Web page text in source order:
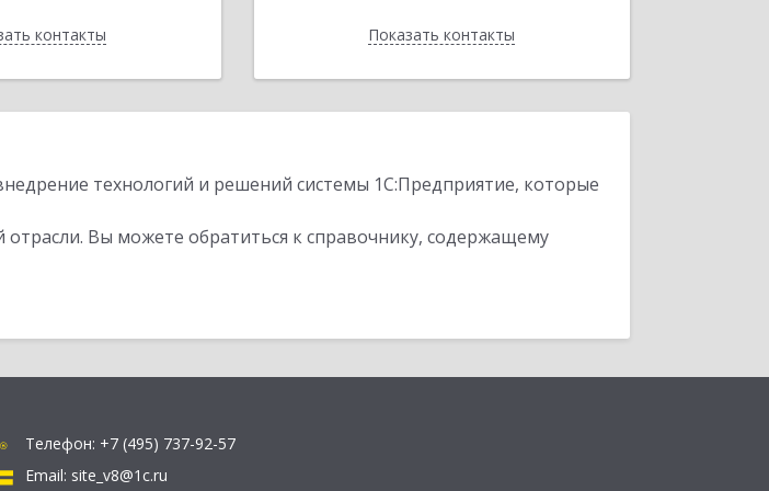
контакты
Назад Показать контакты
Назад
технологий и решений системы 1С:Предприятие, которые
Вы можете обратиться к справочнику, содержащему
Телефон: +7 (495) 737-92-57
Email: site_v8@1c.ru